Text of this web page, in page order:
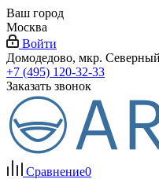
Ваш город
Москва
Войти
Домодедово, мкр.
+7 (495) 120-32-33
Заказать звонок
Сравнение0